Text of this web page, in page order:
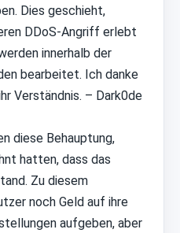
Dies geschieht,
DDoS-Angriff erlebt
innerhalb der
bearbeitet. Ich danke
Verständnis. – Dark0de
diese Behauptung,
hatten, dass das
Zu diesem
noch Geld auf ihre
aufgeben, aber